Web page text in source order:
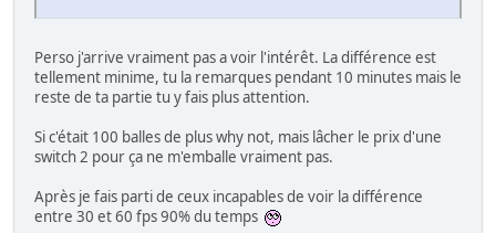
Perso j'arrive vraiment pas a voir l'intérêt. La différence est
tellement minime, tu la remarques pendant 10 minutes mais le
reste de ta partie tu y fais plus attention.
Si c'était 100 balles de plus why not, mais lâcher le prix d'une
switch 2 pour ça ne m'emballe vraiment pas.
Après je fais parti de ceux incapables de voir la différence
entre 30 et 60 fps 90% du temps